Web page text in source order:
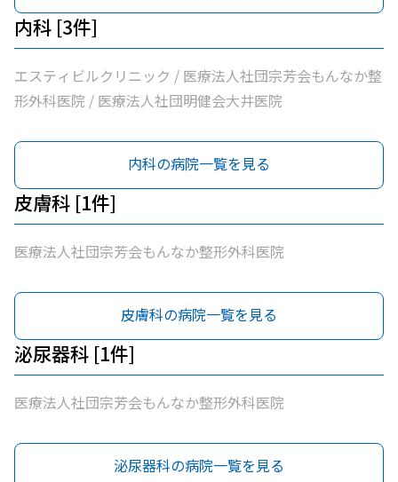
内科 [3件]
エスティビルクリニック / 医療法人社団宗芳会もんなか整
形外科医院 / 医療法人社団明健会大井医院
内科の病院一覧を見る
皮膚科 [1件]
医療法人社団宗芳会もんなか整形外科医院
皮膚科の病院一覧を見る
泌尿器科 [1件]
医療法人社団宗芳会もんなか整形外科医院
泌尿器科の病院一覧を見る